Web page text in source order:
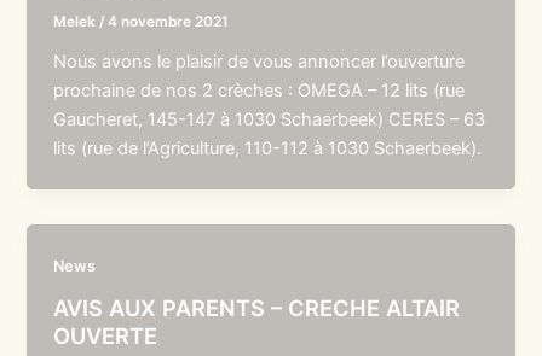
Melek /4 novembre 2021
Nous avons le plaisir de vous annoncer l’ouverture
prochaine de nos 2 crèches : OMEGA – 12 lits (rue
Gaucheret, 145-147 à 1030 Schaerbeek) CERES – 63
lits (rue de l’Agriculture, 110-112 à 1030 Schaerbeek).
News
AVIS AUX PARENTS – CRECHE ALTAIR
OUVERTE